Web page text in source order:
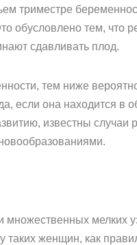
триместре
тем, что
сдавливать плод.
тем ниже
если она находится
известны
мелких
женщин, как